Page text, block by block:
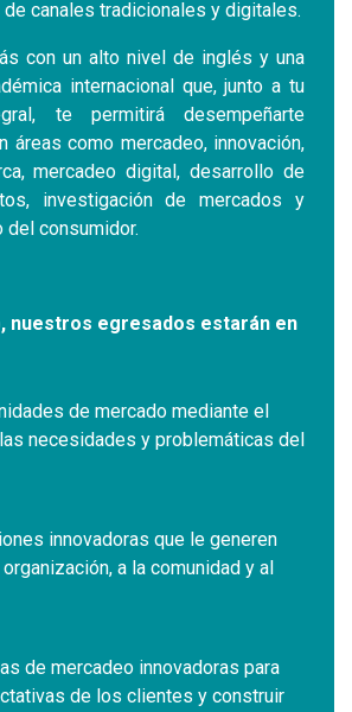
canales tradicionales y digitales.
con un alto nivel de inglés y una
internacional que, junto a tu
te permitirá desempeñarte
áreas como mercadeo, innovación,
mercadeo digital, desarrollo de
investigación de mercados y
consumidor.
nuestros egresados estarán en
de mercado mediante el
necesidades y problemáticas del
innovadoras que le generen
a la comunidad y al
de mercadeo innovadoras para
de los clientes y construir